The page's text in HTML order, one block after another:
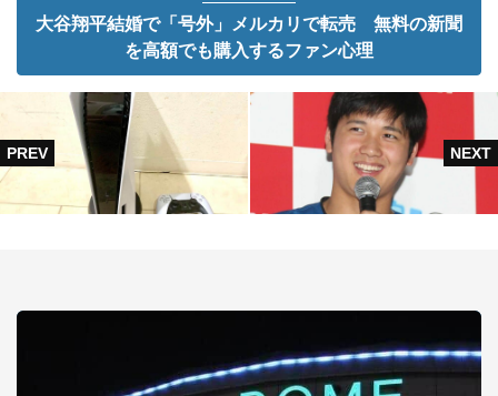
大谷翔平結婚で「号外」メルカリで転売 無料の新聞
を高額でも購入するファン心理